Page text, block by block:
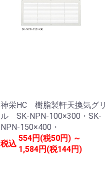
神栄HC 樹脂製軒天換気グリ
ル SK-NPN-100×300・SK-
NPN-150×400・
税込
554円(税50円) ～
1,584円(税144円)